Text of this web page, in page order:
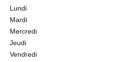
Lundi
Mardi
Mercredi
Jeudi
Vendredi